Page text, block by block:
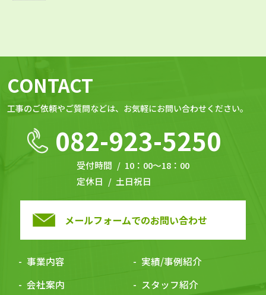
CONTACT
⼯事のご依頼やご質問などは、お気軽にお問い合わせください。
082-923-5250
受付時間
10：00～18：00
定休日
土日祝日
メールフォームでのお問い合わせ
事業内容
実績/事例紹介
会社案内
スタッフ紹介